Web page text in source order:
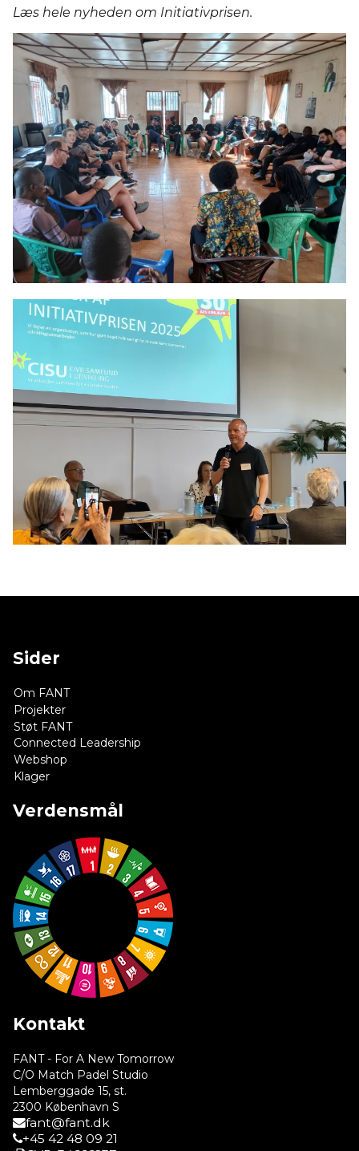
Læs hele nyheden om Initiativprisen.
Sider
Om FANT
Projekter
Støt FANT
Connected Leadership
Webshop
Klager
Verdensmål
Kontakt
FANT - For A New Tomorrow
C/O Match Padel Studio
Lemberggade 15, st.
2300 København S
fant@fant.dk
+45 42 48 09 21